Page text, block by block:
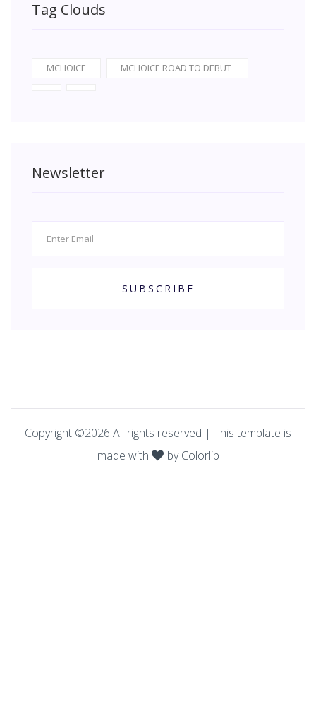
Tag Clouds
MCHOICE MCHOICE ROAD TO DEBUT
Newsletter
SUBSCRIBE
Copyright ©2026 All rights reserved | This template is
made with
byColorlib